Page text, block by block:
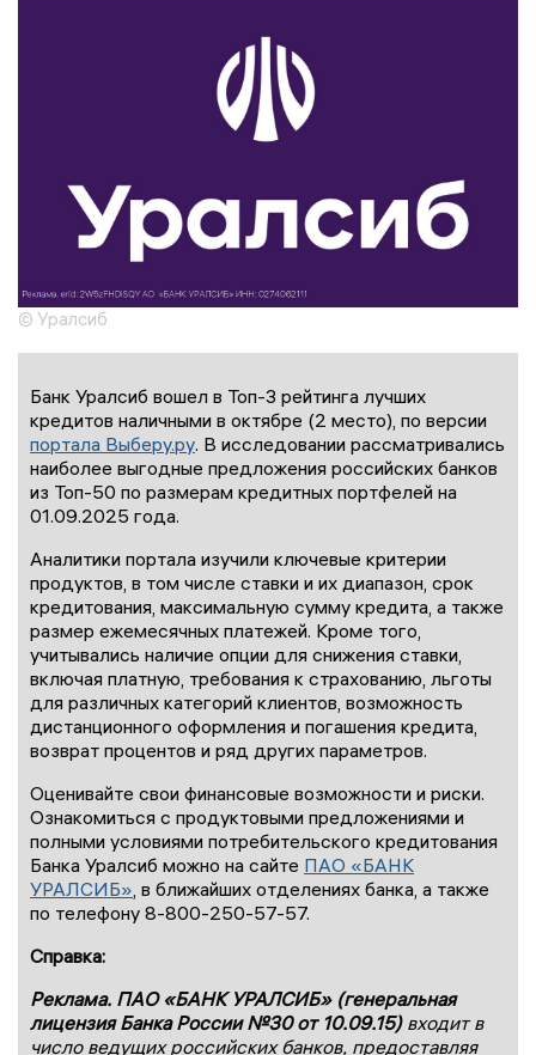
© Уралсиб
Банк Уралсиб вошел в Топ-3 рейтинга лучших
кредитов наличными в октябре (2 место), по версии
портала Выберу.ру. В исследовании рассматривались
наиболее выгодные предложения российских банков
из Топ-50 по размерам кредитных портфелей на
01.09.2025 года.
Аналитики портала изучили ключевые критерии
продуктов, в том числе ставки и их диапазон, срок
кредитования, максимальную сумму кредита, а также
размер ежемесячных платежей. Кроме того,
учитывались наличие опции для снижения ставки,
включая платную, требования к страхованию, льготы
для различных категорий клиентов, возможность
дистанционного оформления и погашения кредита,
возврат процентов и ряд других параметров.
Оценивайте свои финансовые возможности и риски.
Ознакомиться с продуктовыми предложениями и
полными условиями потребительского кредитования
Банка Уралсиб можно на сайте ПАО «БАНК
УРАЛСИБ» , в ближайших отделениях банка, а также
по телефону 8-800-250-57-57.
Справка:
Реклама. ПАО «БАНК УРАЛСИБ» (генеральная
лицензия Банка России №30 от 10.09.15)входит в
число ведущих российских банков, предоставляя